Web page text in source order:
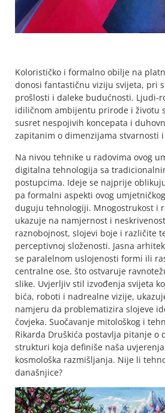
Kolorističko i formalno obilje na
donosi fantastičnu viziju svijeta, pri
prošlosti i daleke budućnosti. Ljudi-
idiličnom ambijentu prirode i životu
susret nespojivih koncepata i
zapitanim o dimenzijama stvarnosti
Na nivou tehnike u radovima ovog
digitalna tehnologija sa
postupcima. Ideje se najprije
pa formalni aspekti ovog
duguju tehnologiji. Mnogostrukost i
ukazuje na namjernost i
raznobojnost, slojevi boje i različite
perceptivnoj složenosti. Jasna
se paralelnom uslojenosti formi ili
centralne ose, što ostvaruje
slike. Uvjerljiv stil izvođenja svijeta
bića, roboti i nadrealne vizije,
namjeru da problematizira slojeve
čovjeka. Suočavanje mitološkog i
Rikarda Druškića postavlja pitanje o
strukturi koja definiše naša
kosmološka razmišljanja. Nije li
današnjice?